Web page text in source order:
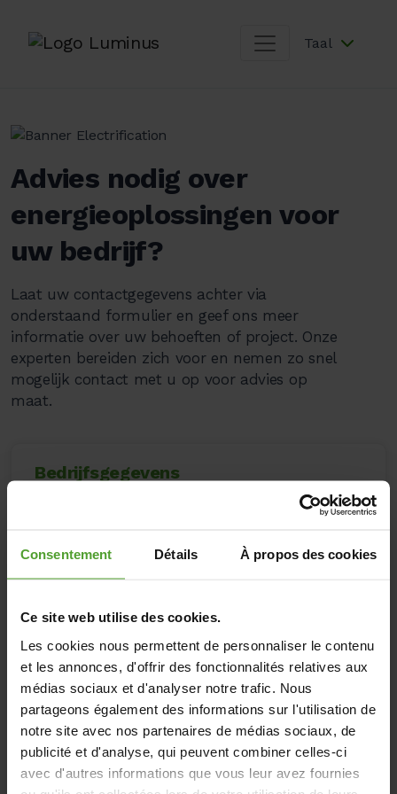
Consentement Détails À propos des cookies
Ce site web utilise des cookies.
Les cookies nous permettent de personnaliser le contenu
et les annonces, d'offrir des fonctionnalités relatives aux
médias sociaux et d'analyser notre trafic. Nous
partageons également des informations sur l'utilisation de
notre site avec nos partenaires de médias sociaux, de
publicité et d'analyse, qui peuvent combiner celles-ci
avec d'autres informations que vous leur avez fournies
Taal
Advies nodig over
energieoplossingen voor
uw bedrijf?
Laat uw contactgegevens achter via
onderstaand formulier en geef ons meer
informatie over uw behoeften of project. Onze
experten bereiden zich voor en nemen zo snel
mogelijk contact met u op voor advies op
maat.
Bedrijfsgegevens
Aantal werknemers in uw bedrijf?*
Contactpersoon